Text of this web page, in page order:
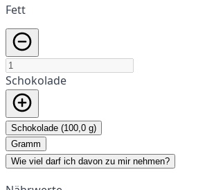
Fett
Schokolade
Schokolade (100,0 g)
Gramm
Wie viel darf ich davon zu mir nehmen?